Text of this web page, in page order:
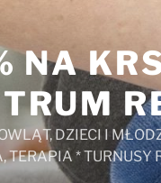
NA
DZIECI I
TERAPIA * TURNUSY